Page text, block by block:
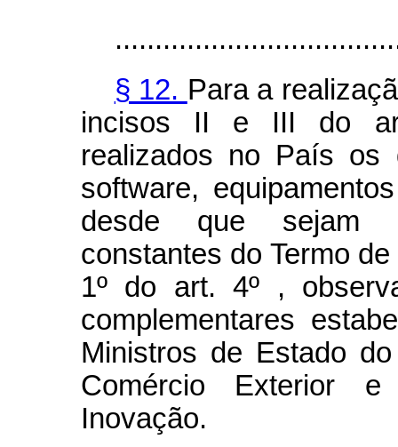
§ 12. Para a
incisos II e III do
realizados no País os
software,
desde que sejam
constantes do Termo
1º do art. 4º ,
complementares
Ministros de Estado
Comércio Exterior
Inovação.